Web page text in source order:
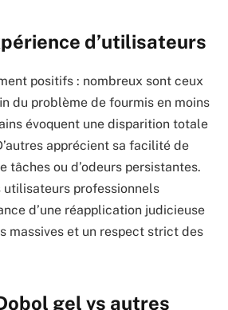
d’utilisateurs
positifs : nombreux sont ceux
du problème de fourmis en moins
évoquent une disparition totale
apprécient sa facilité de
tâches ou d’odeurs persistantes.
utilisateurs professionnels
d’une réapplication judicieuse
massives et un respect strict des
gel vs autres